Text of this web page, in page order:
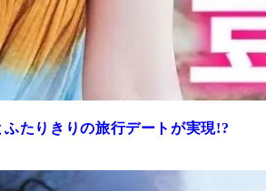
たりきりの旅行デートが実現!?